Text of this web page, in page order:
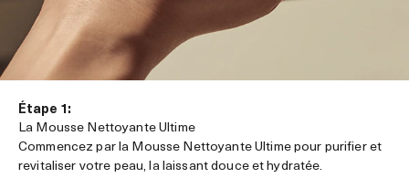
Étape 1:
La Mousse Nettoyante Ultime
Commencez par la Mousse Nettoyante Ultime pour purifier et
revitaliser votre peau, la laissant douce et hydratée.